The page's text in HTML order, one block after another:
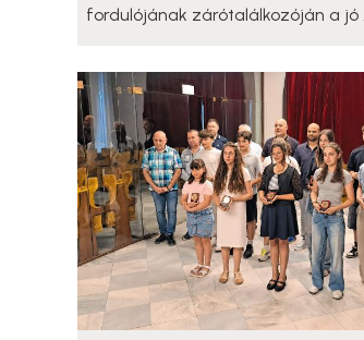
fordulójának zárótalálkozóján a jó ...